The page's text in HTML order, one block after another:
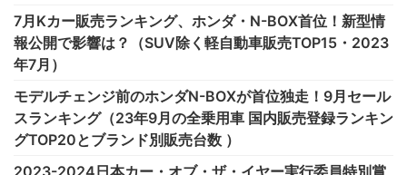
7月Kカー販売ランキング、ホンダ・N-BOX首位！新型情
報公開で影響は？（SUV除く軽自動車販売TOP15・2023
年7月）
モデルチェンジ前のホンダN-BOXが首位独走！9月セール
スランキング（23年9月の全乗用車 国内販売登録ランキン
グTOP20とブランド別販売台数 ）